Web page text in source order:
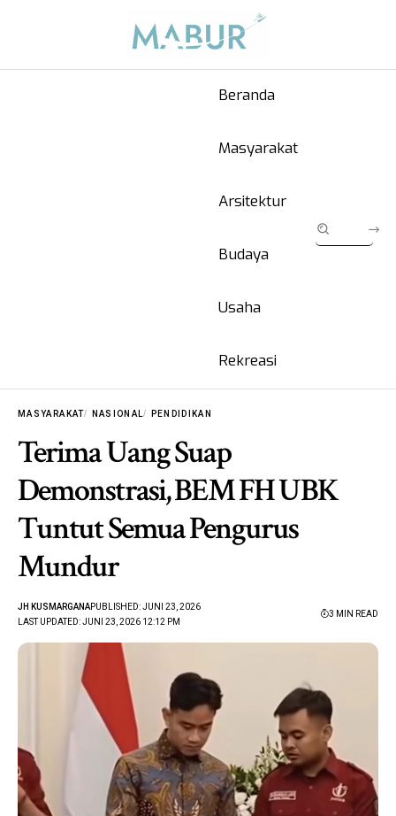
Beranda
Masyarakat
Arsitektur
Budaya
Usaha
Rekreasi
MASYARAKAT NASIONAL PENDIDIKAN
Terima Uang Suap
Demonstrasi, BEM FH UBK
Tuntut Semua Pengurus
Mundur
LAST UPDATED: JUNI 23, 2026 12:12 PM
JH KUSMARGANAPUBLISHED: JUNI 23, 2026
3 MIN READ